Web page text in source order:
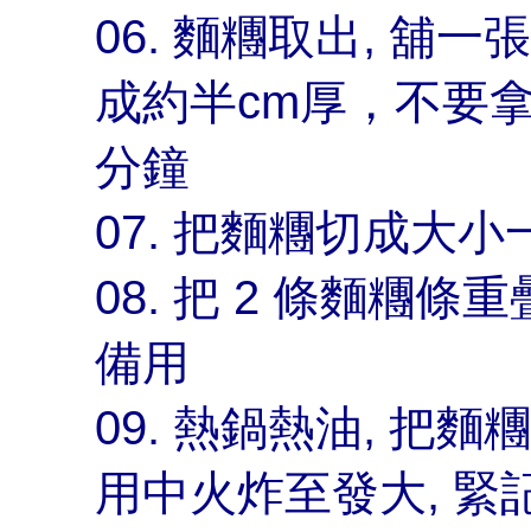
06. 麵糰取出, 舖一
成約半cm厚，不要
分鐘
07. 把麵糰切成大小
08. 把 2 條麵糰條重
備用
09. 熱鍋熱油, 把麵
用中火炸至發大, 緊